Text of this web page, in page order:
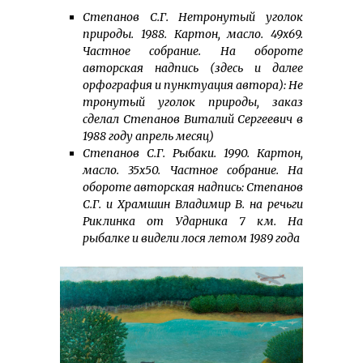
Степанов С.Г. Нетронутый уголок
природы. 1988. Картон, масло. 49х69.
Частное собрание. На обороте
авторская надпись (здесь и далее
орфография и пунктуация автора): Не
тронутый уголок природы, заказ
сделал Степанов Виталий Сергеевич в
1988 году апрель месяц)
Степанов С.Г. Рыбаки. 1990. Картон,
масло. 35х50. Частное собрание. На
обороте авторская надпись: Степанов
С.Г. и Храмшин Владимир В. на речьги
Риклинка от Ударника 7 км. На
рыбалке и видели лося летом 1989 года